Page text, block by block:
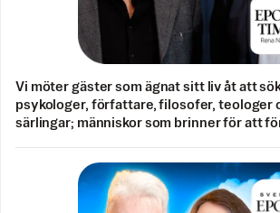
Vi möter gäster som ägnat sitt liv åt att
psykologer, författare, filosofer, teologer
särlingar; människor som brinner för att